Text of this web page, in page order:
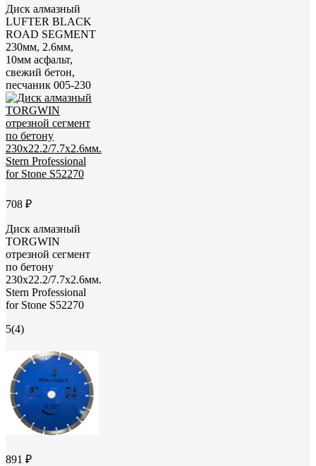
Диск алмазный
LUFTER BLACK
ROAD SEGMENT
230мм, 2.6мм,
10мм асфальт,
свежий бетон,
песчаник 005-230
708 ₽
Диск алмазный
TORGWIN
отрезной сегмент
по бетону
230x22.2/7.7x2.6мм.
Stern Professional
for Stone S52270
5(4)
891 ₽